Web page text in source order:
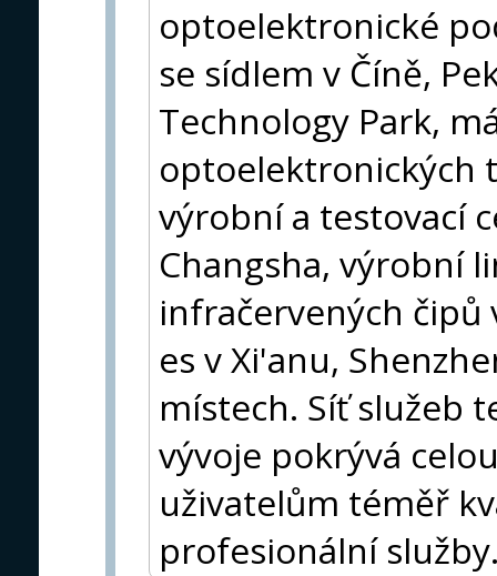
optoelektronické
se sídlem v Číně,
Technology Park,
optoelektronických
výrobní a testovací
Changsha, výrobní
infračervených čipů
es v Xi'anu,
místech. Síť služeb
vývoje pokrývá
uživatelům téměř
profesionální